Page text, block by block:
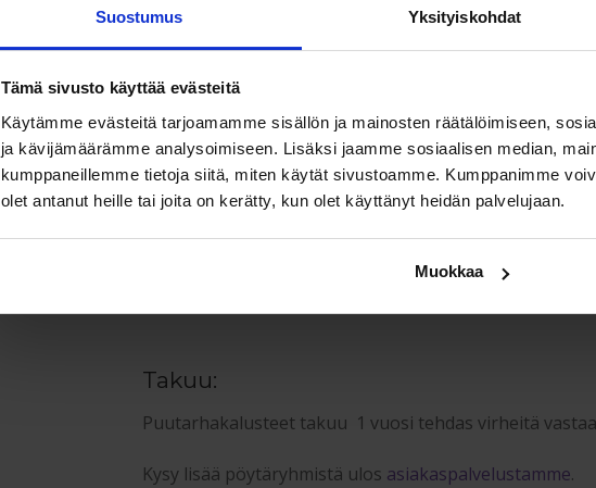
Suostumus Yksityiskohdat
Tämä sivusto käyttää evästeitä
Käytämme evästeitä tarjoamamme sisällön ja mainosten räätälöimiseen,
ja kävijämäärämme analysoimiseen. Lisäksi jaamme sosiaalisen median,
kumppaneillemme tietoja siitä, miten käytät sivustoamme. Kumppanimme
olet antanut heille tai joita on kerätty, kun olet käyttänyt heidän palvelujaan.
Muokkaa
valmistettu ekologisesti massiivimännystä. Kansien
antiikinomaisesti käsitelty ulkokäyttöön sopivaksi.
Puutarhakaluste ruokailuryhmä mitat:
Ruokapöydän koko: 150×78 cm, korkeus 73 cm.
Takuu:
Puutarhakalusteet takuu 1 vuosi tehdas virheitä
Kysy lisää pöytäryhmistä ulos asiakaspalvelustamme.